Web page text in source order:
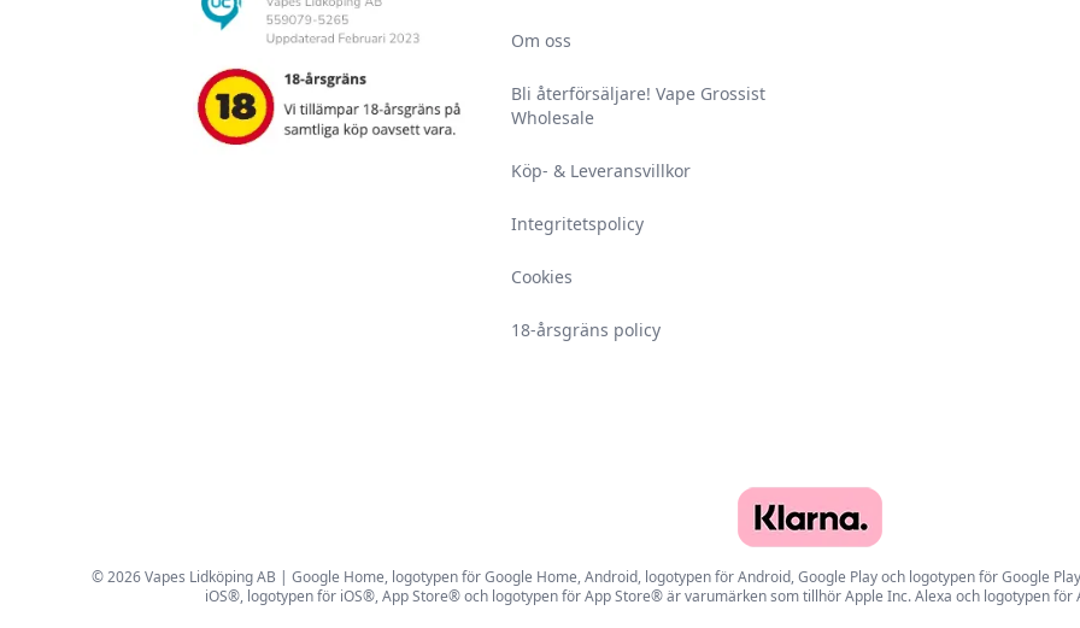
Om oss
Bli återförsäljare! Vape Grossist
Wholesale
Köp- & Leveransvillkor
Integritetspolicy
Cookies
18-årsgräns policy
© 2026 Vapes Lidköping AB | Google Home, logotypen för Google Home, Android, logotypen för Android, Google Play och logotypen för Google
iOS®, logotypen för iOS®, App Store® och logotypen för App Store® är varumärken som tillhör Apple Inc. Alexa och logotypen